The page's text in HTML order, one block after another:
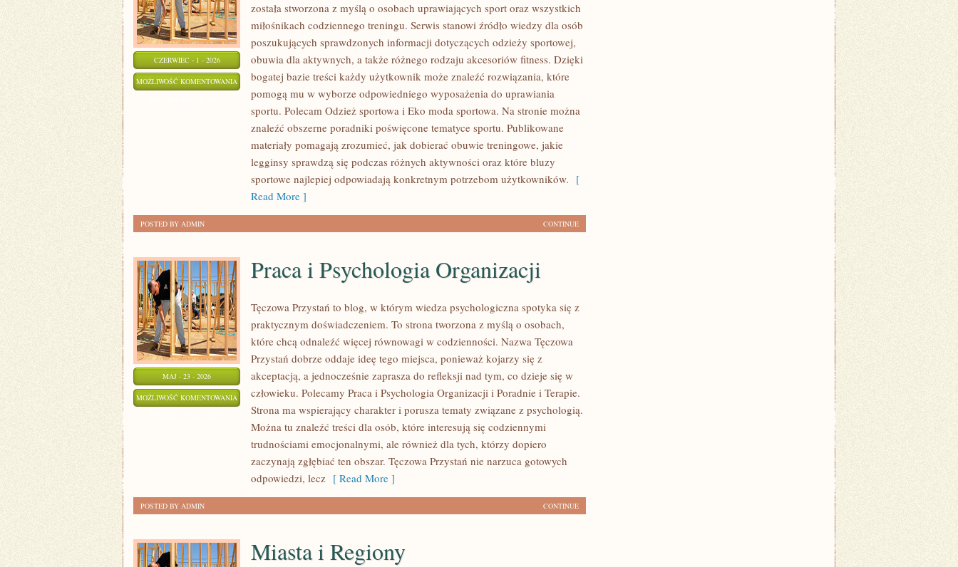
CZERWIEC - 1 - 2026
MOŻLIWOŚĆ KOMENTOWANIA BUTY
SPORTOWE
została stworzona z myślą o osobach uprawiających sport oraz wszystkich
miłośnikach codziennego treningu. Serwis stanowi źródło wiedzy dla osób
poszukujących sprawdzonych informacji dotyczących odzieży sportowej,
obuwia dla aktywnych, a także różnego rodzaju akcesoriów fitness. Dzięki
bogatej bazie treści każdy użytkownik może znaleźć rozwiązania, które
pomogą mu w wyborze odpowiedniego wyposażenia do uprawiania
sportu. Polecam Odzież sportowa i Eko moda sportowa. Na stronie można
znaleźć obszerne poradniki poświęcone tematyce sportu. Publikowane
materiały pomagają zrozumieć, jak dobierać obuwie treningowe, jakie
legginsy sprawdzą się podczas różnych aktywności oraz które bluzy
sportowe najlepiej odpowiadają konkretnym potrzebom użytkowników. [
Read More ]
CONTINUE
POSTED BY ADMIN
MAJ - 23 - 2026
MOŻLIWOŚĆ KOMENTOWANIA PRACA
PSYCHOLOGIA
ORGANIZACJI
Praca i Psychologia Organizacji
Tęczowa Przystań to blog, w którym wiedza psychologiczna spotyka się z
praktycznym doświadczeniem. To strona tworzona z myślą o osobach,
które chcą odnaleźć więcej równowagi w codzienności. Nazwa Tęczowa
Przystań dobrze oddaje ideę tego miejsca, ponieważ kojarzy się z
akceptacją, a jednocześnie zaprasza do refleksji nad tym, co dzieje się w
człowieku. Polecamy Praca i Psychologia Organizacji i Poradnie i Terapie.
Strona ma wspierający charakter i porusza tematy związane z psychologią.
Można tu znaleźć treści dla osób, które interesują się codziennymi
trudnościami emocjonalnymi, ale również dla tych, którzy dopiero
zaczynają zgłębiać ten obszar. Tęczowa Przystań nie narzuca gotowych
odpowiedzi, lecz [ Read More ]
CONTINUE
POSTED BY ADMIN
Miasta i Regiony